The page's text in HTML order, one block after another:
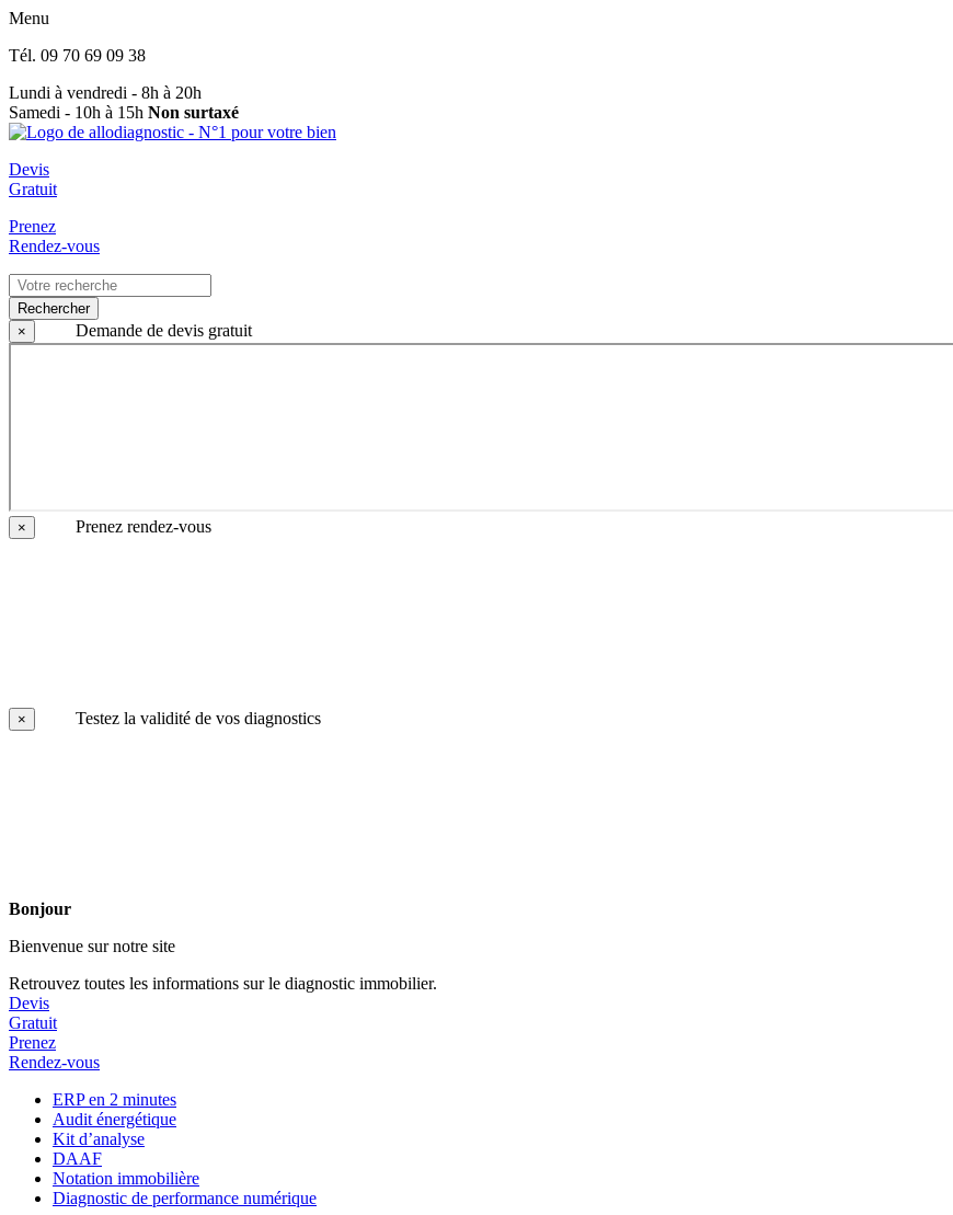
Menu
Tél. 09 70 69 09 38
Lundi à vendredi - 8h à 20h
Samedi - 10h à 15h Non surtaxé
Devis
Gratuit
Prenez
Rendez-vous
Rechercher
×
Demande de devis gratuit
× Prenez rendez-vous
× Testez la validité de vos diagnostics
Bonjour
Bienvenue sur notre site
Retrouvez toutes les informations sur le diagnostic immobilier.
Devis
Gratuit
Prenez
Rendez-vous
ERP en 2 minutes
Audit énergétique
Kit d’analyse
DAAF
Notation immobilière
Diagnostic de performance numérique